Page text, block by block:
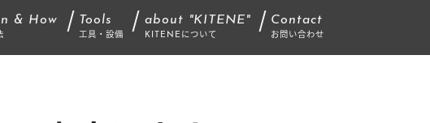
& How
工具・設備
Tools
KITENEについて
about "KITENE"
お問い合わせ
Contact